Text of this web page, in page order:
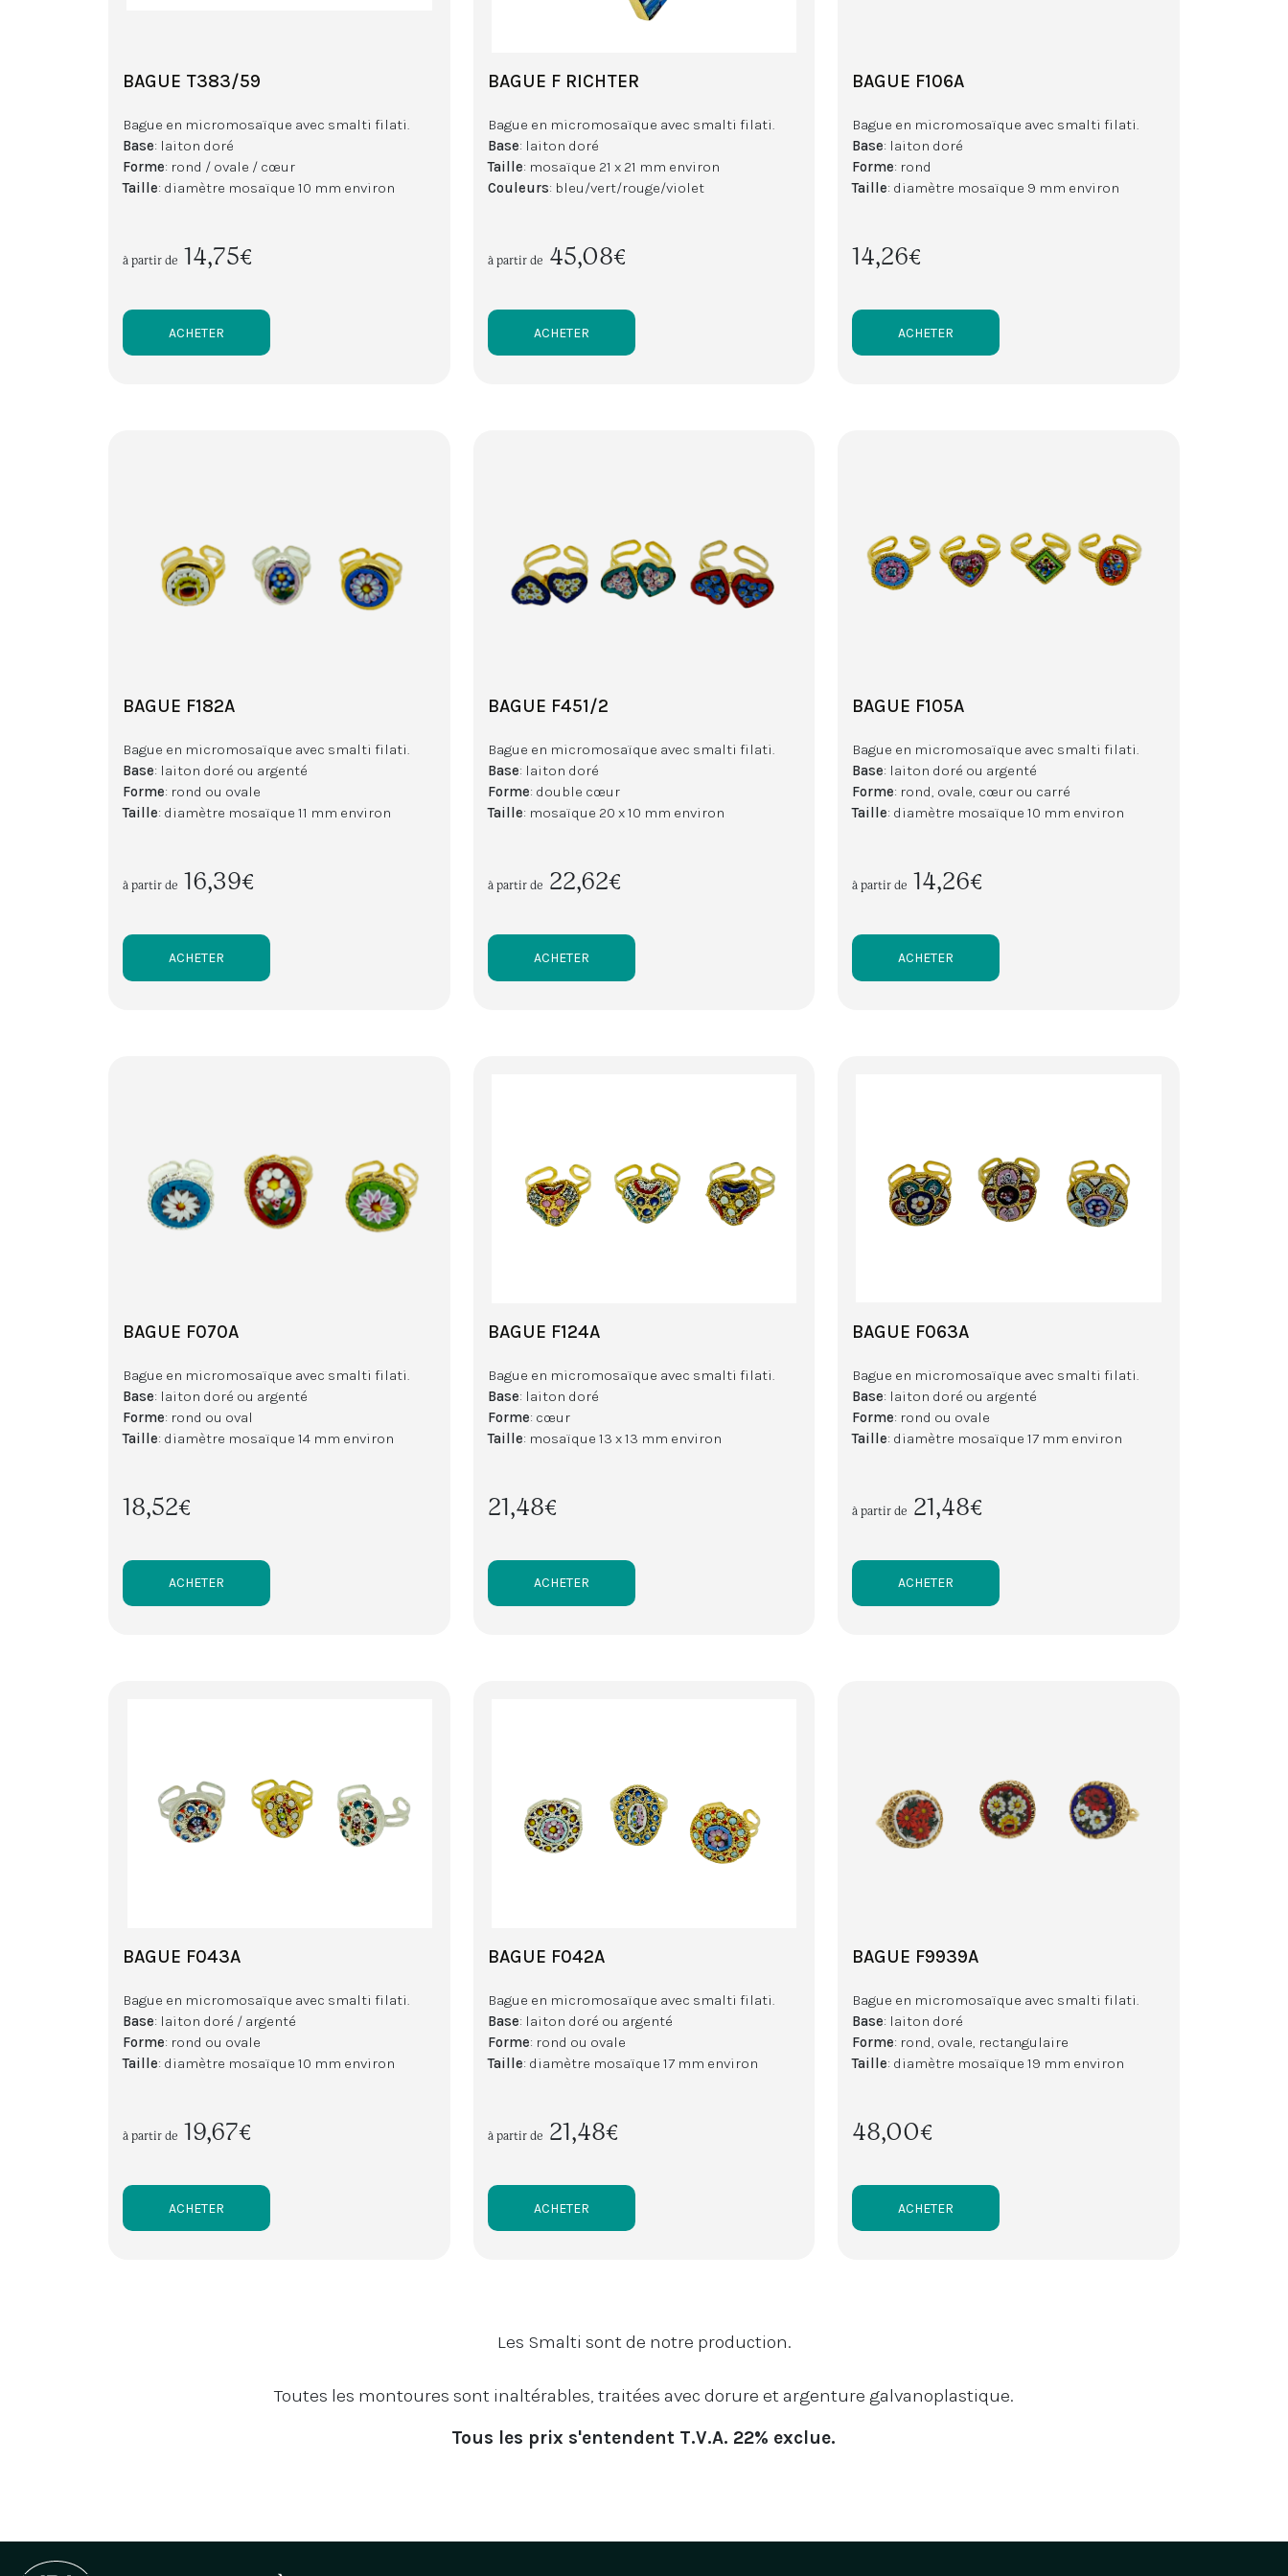
BAGUE T383/59
Bague en micromosaïque avec smalti filati.
Base: laiton doré
Forme: rond / ovale / cœur
Taille: diamètre mosaïque 10 mm environ
à partir de 14,75€
ACHETER
BAGUE F RICHTER
Bague en micromosaïque avec smalti filati.
Base: laiton doré
Taille: mosaïque 21 x 21 mm environ
Couleurs: bleu/vert/rouge/violet
à partir de 45,08€
ACHETER
BAGUE F106A
Bague en micromosaïque avec smalti filati.
Base: laiton doré
Forme: rond
Taille: diamètre mosaïque 9 mm environ
14,26€
ACHETER
BAGUE F182A
Bague en micromosaïque avec smalti filati.
Base: laiton doré ou argenté
Forme: rond ou ovale
Taille: diamètre mosaïque 11 mm environ
à partir de 16,39€
ACHETER
BAGUE F451/2
Bague en micromosaïque avec smalti filati.
Base: laiton doré
Forme: double cœur
Taille: mosaïque 20 x 10 mm environ
à partir de 22,62€
ACHETER
BAGUE F105A
Bague en micromosaïque avec smalti filati.
Base: laiton doré ou argenté
Forme: rond, ovale, cœur ou carré
Taille: diamètre mosaïque 10 mm environ
à partir de 14,26€
ACHETER
BAGUE F070A
Bague en micromosaïque avec smalti filati.
Base: laiton doré ou argenté
Forme: rond ou oval
Taille: diamètre mosaïque 14 mm environ
18,52€
ACHETER
BAGUE F124A
Bague en micromosaïque avec smalti filati.
Base: laiton doré
Forme: cœur
Taille: mosaïque 13 x 13 mm environ
21,48€
ACHETER
BAGUE F063A
Bague en micromosaïque avec smalti filati.
Base: laiton doré ou argenté
Forme: rond ou ovale
Taille: diamètre mosaïque 17 mm environ
à partir de 21,48€
ACHETER
BAGUE F043A
Bague en micromosaïque avec smalti filati.
Base: laiton doré / argenté
Forme: rond ou ovale
Taille: diamètre mosaïque 10 mm environ
à partir de 19,67€
ACHETER
BAGUE F042A
Bague en micromosaïque avec smalti filati.
Base: laiton doré ou argenté
Forme: rond ou ovale
Taille: diamètre mosaïque 17 mm environ
à partir de 21,48€
ACHETER
BAGUE F9939A
Bague en micromosaïque avec smalti filati.
Base: laiton doré
Forme: rond, ovale, rectangulaire
Taille: diamètre mosaïque 19 mm environ
48,00€
ACHETER
Les Smalti sont de notre production.
Toutes les montoures sont inaltérables, traitées avec dorure et argenture galvanoplastique.
Tous les prix s'entendent T.V.A. 22% exclue.